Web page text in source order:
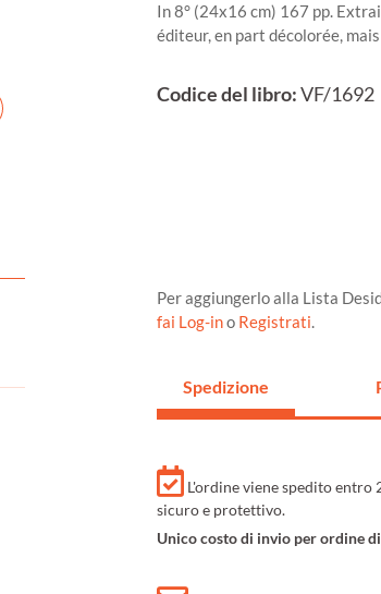
In 8° (24x16 cm) 167 pp.
éditeur, en part décolorée,
Codice del libro:VF/1692
Per aggiungerlo alla Lista
fai Log-ino Registrati.
Spedizione
L'ordine viene spedito
sicuro e protettivo.
Unico costo di invio per ordine